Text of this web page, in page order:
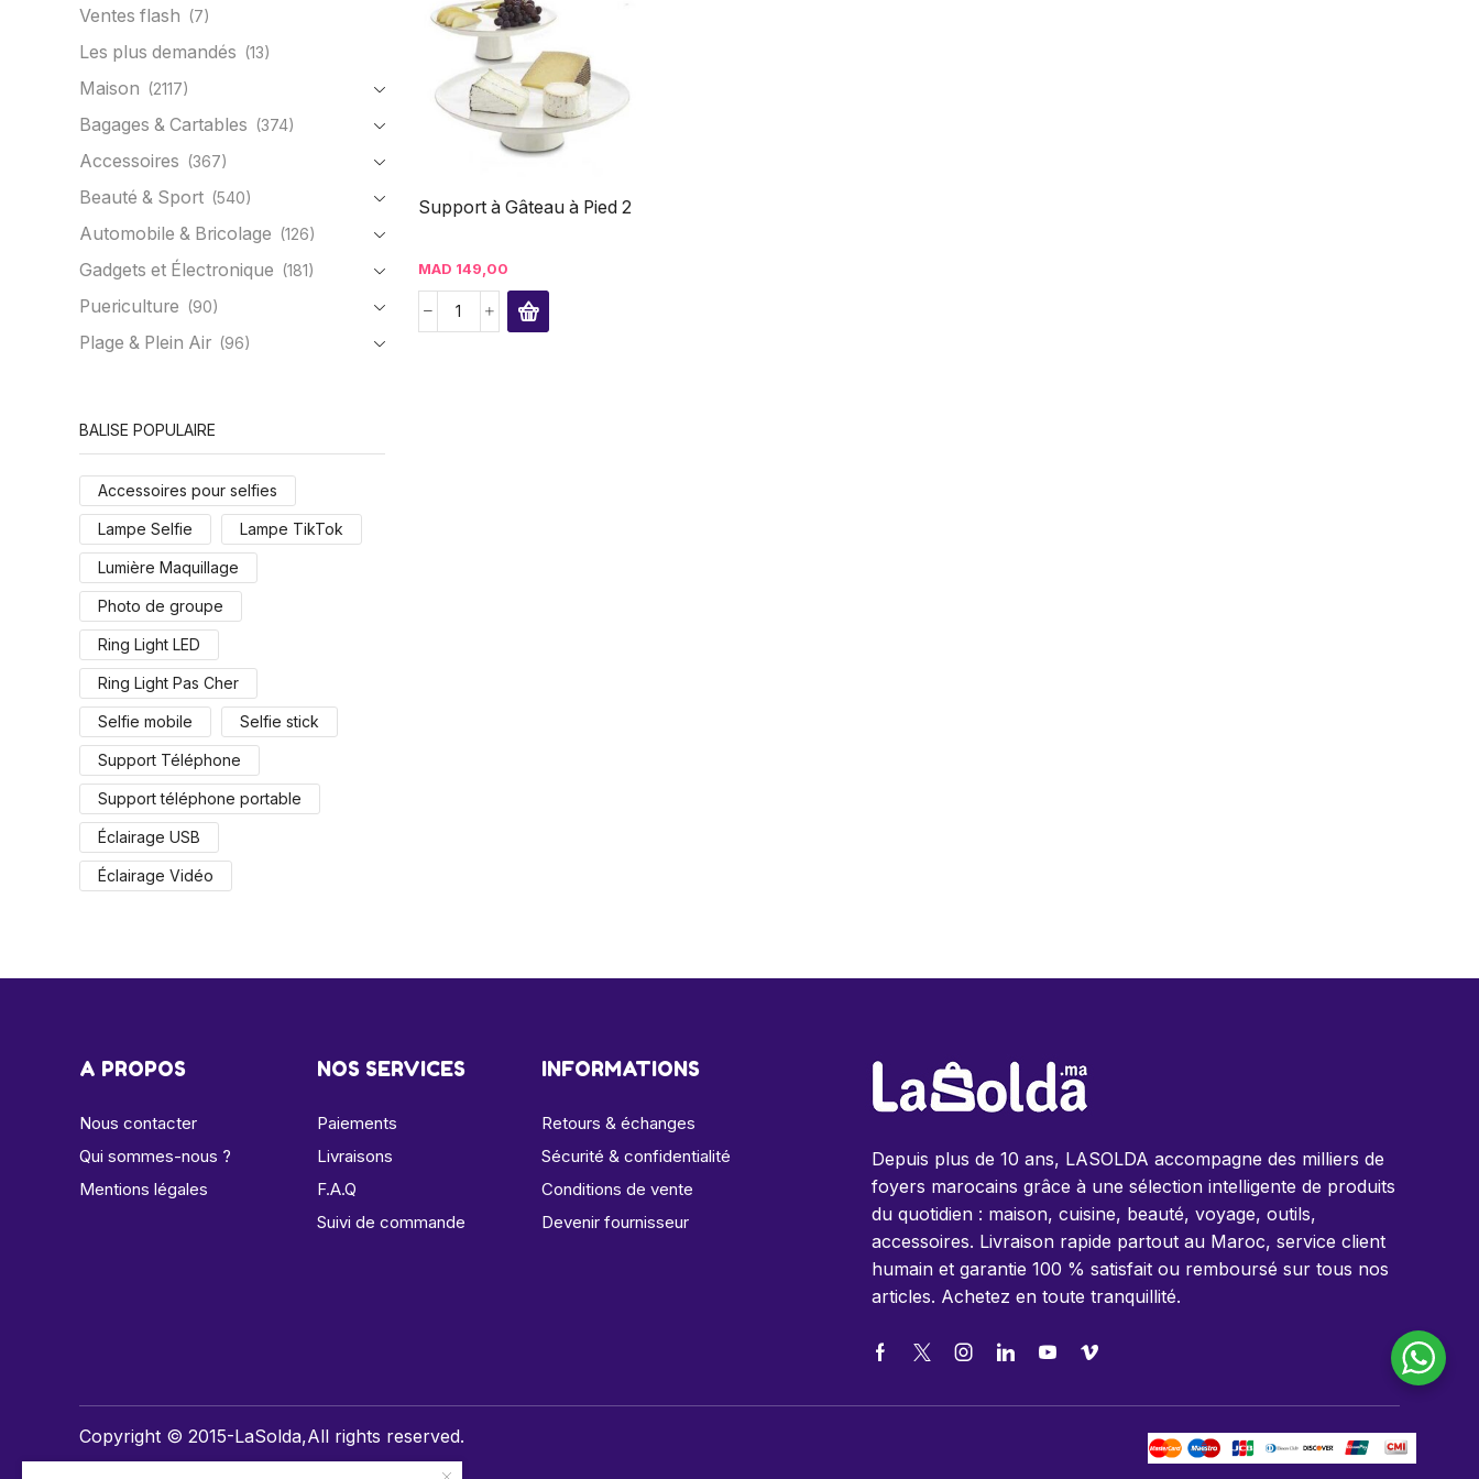
Support à Gâteau à Pied 2
MAD 149,00
Ventes flash (7)
Les plus demandés (13)
Maison (2117)
Bagages & Cartables (374)
Accessoires (367)
Beauté & Sport (540)
Automobile & Bricolage (126)
Gadgets et Électronique (181)
Puericulture (90)
Plage & Plein Air (96)
BALISE POPULAIRE
Accessoires pour selfies
Lampe Selfie Lampe TikTok
Lumière Maquillage
Photo de groupe
Ring Light LED
Ring Light Pas Cher
Selfie mobile Selfie stick
Support Téléphone
Support téléphone portable
Éclairage USB
Éclairage Vidéo
A PROPOS
Nous contacter
Qui sommes-nous ?
Mentions légales
NOS SERVICES
Paiements
Livraisons
F.A.Q
Suivi de commande
INFORMATIONS
Retours & échanges
Sécurité & confidentialité
Conditions de vente
Devenir fournisseur
Depuis plus de 10 ans, LASOLDA accompagne des milliers de
foyers marocains grâce à une sélection intelligente de produits
du quotidien : maison, cuisine, beauté, voyage, outils,
accessoires. Livraison rapide partout au Maroc, service client
humain et garantie 100 % satisfait ou remboursé sur tous nos
articles. Achetez en toute tranquillité.
Copyright © 2015-LaSolda,All rights reserved.